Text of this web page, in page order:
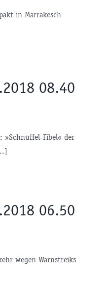
in Marrakesch
08.40
»Schnüffel-Fibel« der
06.50
wegen Warnstreiks